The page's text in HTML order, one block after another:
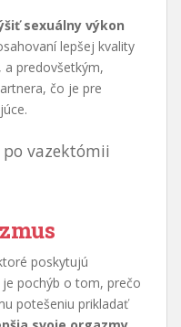
sexuálny výkon
lepšej kvality
a predovšetkým,
čo je pre
po vazektómii
poskytujú
pochýb o tom, prečo
potešeniu prikladať